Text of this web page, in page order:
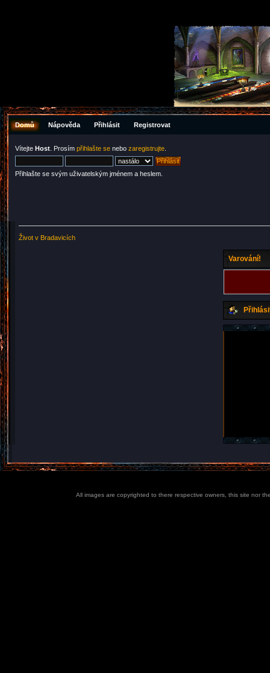
Domů Nápověda Přihlásit Registrovat
Vítejte Host . Prosím přihlašte se nebo zaregistrujte
Přihlašte se svým uživatelským jménem a heslem.
Život v Bradavicích
Varování!
All images are copyrighted to there respective owners, this site nor